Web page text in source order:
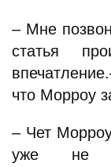
– Мне
статья
что Морроу
– Чет
уже не